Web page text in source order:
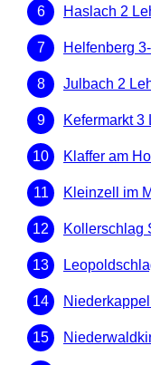
Haslach 2
Helfenberg
Julbach 2
Kefermarkt 3
Klaffer am
Kleinzell im
Kollerschlag